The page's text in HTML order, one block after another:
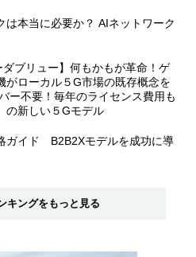
は本当に必要か？ AIネットワーク
ダブリュー】何もかもが革命！ゲ
がローカル５G市場の既存概念を
ー不要！毎年のライセンス費用も
新しい５Gモデル
ガイド B2B2Xモデルを成功に導
キングをもっと見る